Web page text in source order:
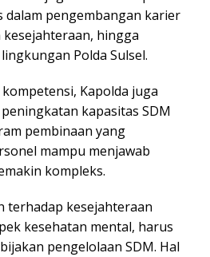
dalam pengembangan karier
hingga
Polda Sulsel.
Kapolda juga
kapasitas SDM
pembinaan yang
mampu menjawab
kompleks.
terhadap kesejahteraan
kesehatan mental, harus
pengelolaan SDM. Hal